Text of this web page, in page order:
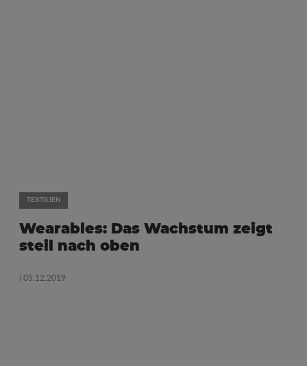
TEXTILIEN
Wearables: Das Wachstum zeigt
steil nach oben
| 05.12.2019